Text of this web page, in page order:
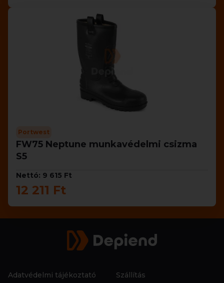
Portwest
FW75 Neptune munkavédelmi csizma
S5
Nettó: 9 615 Ft
12 211 Ft
Adatvédelmi tájékoztató Szállítás